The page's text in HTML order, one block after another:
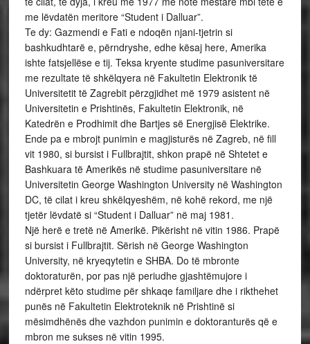
me lëvdatën meritore “Student i Dalluar”.
Te dy: Gazmendi e Fati e ndoqën njani-tjetrin si
bashkudhtarë e, përndryshe, edhe kësaj here, Amerika
ishte fatsjellëse e tij. Teksa kryente studime pasuniversitare
me rezultate të shkëlqyera në Fakultetin Elektronik të
Universitetit të Zagrebit përzgjidhet më 1979 asistent në
Universitetin e Prishtinës, Fakultetin Elektronik, në
Katedrën e Prodhimit dhe Bartjes së Energjisë Elektrike.
Ende pa e mbrojt punimin e magjisturës në Zagreb, në fill
vit 1980, si bursist i Fullbrajtit, shkon prapë në Shtetet e
Bashkuara të Amerikës në studime pasuniversitare në
Universitetin George Washington University në Washington
DC, të cilat i kreu shkëlqyeshëm, në kohë rekord, me një
tjetër lëvdatë si “Student i Dalluar” në maj 1981.
Një herë e tretë në Amerikë. Pikërisht në vitin 1986. Prapë
si bursist i Fullbrajtit. Sërish në George Washington
University, në kryeqytetin e SHBA. Do të mbronte
doktoraturën, por pas një periudhe gjashtëmujore i
ndërpret këto studime për shkaqe familjare dhe i rikthehet
punës në Fakultetin Elektroteknik në Prishtinë si
mësimdhënës dhe vazhdon punimin e doktoranturës që e
mbron me sukses në vitin 1995.